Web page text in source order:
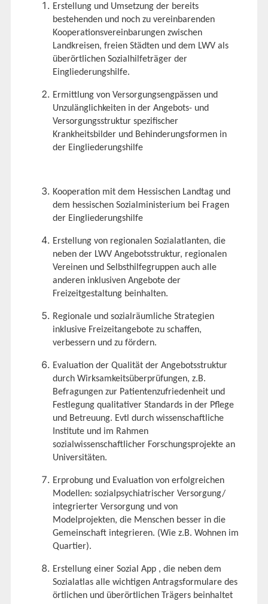
Erstellung und Umsetzung der bereits
bestehenden und noch zu vereinbarenden
Kooperationsvereinbarungen zwischen
Landkreisen, freien Städten und dem LWV als
überörtlichen Sozialhilfeträger der
Eingliederungshilfe.
Ermittlung von Versorgungsengpässen und
Unzulänglichkeiten in der Angebots- und
Versorgungsstruktur spezifischer
Krankheitsbilder und Behinderungsformen in
der Eingliederungshilfe
Kooperation mit dem Hessischen Landtag und
dem hessischen Sozialministerium bei Fragen
der Eingliederungshilfe
Erstellung von regionalen Sozialatlanten, die
neben der LWV Angebotsstruktur, regionalen
Vereinen und Selbsthilfegruppen auch alle
anderen inklusiven Angebote der
Freizeitgestaltung beinhalten.
Regionale und sozialräumliche Strategien
inklusive Freizeitangebote zu schaffen,
verbessern und zu fördern.
Evaluation der Qualität der Angebotsstruktur
durch Wirksamkeitsüberprüfungen, z.B.
Befragungen zur Patientenzufriedenheit und
Festlegung qualitativer Standards in der Pflege
und Betreuung. Evtl durch wissenschaftliche
Institute und im Rahmen
sozialwissenschaftlicher Forschungsprojekte an
Universitäten.
Erprobung und Evaluation von erfolgreichen
Modellen: sozialpsychiatrischer Versorgung/
integrierter Versorgung und von
Modelprojekten, die Menschen besser in die
Gemeinschaft integrieren. (Wie z.B. Wohnen im
Quartier).
Erstellung einer Sozial App , die neben dem
Sozialatlas alle wichtigen Antragsformulare des
örtlichen und überörtlichen Trägers beinhaltet